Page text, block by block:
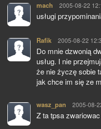
mach pisze:
2005-08-22
usługi
Rafik pisze:
2005-08-22
Do mnie dzwonią
usług. I nie
że nie życzę sobie
jak chce im się ze
wasz_pan pisze:
2005-08-
Z ta tpsa